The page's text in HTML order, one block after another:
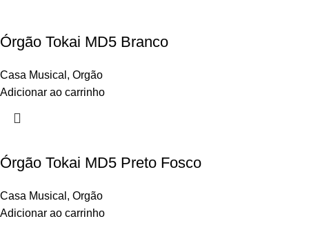
Órgão Tokai MD5 Branco
Casa Musical , Orgão
Adicionar ao carrinho
Órgão Tokai MD5 Preto Fosco
Casa Musical , Orgão
Adicionar ao carrinho